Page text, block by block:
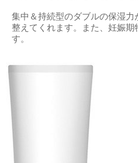
集中＆持続型のダブルの保湿
整えてくれます。また、妊娠期
す。